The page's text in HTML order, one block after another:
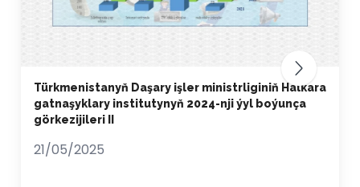
Türkmenistanyň Daşary işler ministrliginiň Halkara
gatnaşyklary institutynyň 2024-nji ýyl boýunça
görkezijileri II
21/05/2025